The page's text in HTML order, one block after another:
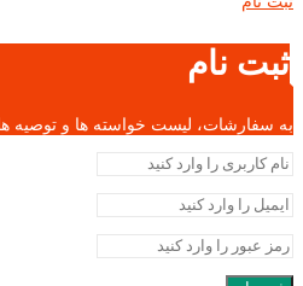
ثبت نام
به سفارشات، لیست خواسته ها و توصیه